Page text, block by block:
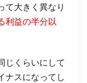
て大きく異なり
利益の半分以
じくらいにして
ナスになってし